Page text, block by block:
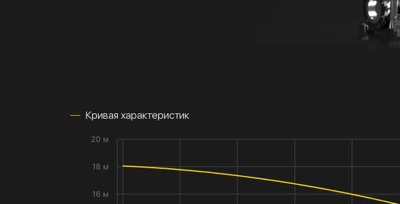
Кривая характеристик
16 м
18 м
20 м